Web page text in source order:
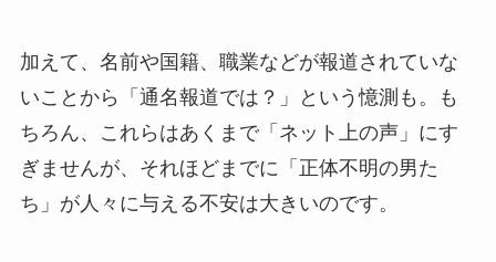
加えて、名前や国籍、職業などが報道されていな
いことから「通名報道では？」という憶測も。も
ちろん、これらはあくまで「ネット上の声」にす
ぎませんが、それほどまでに「正体不明の男た
ち」が人々に与える不安は大きいのです。